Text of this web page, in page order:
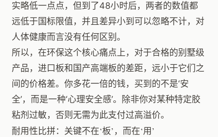
实略低一点点，但到了48小时后，两者的数值都
远低于国标限值，并且差异小到可以忽略不计，对
人体健康而言没有任何区别。
所以，在环保这个核心痛点上，对于合格的别墅级
产品，进口板和国产高端板的差距，远小于它们之
间的价格差。你多花一倍的钱，买到的不是‘安
全’，而是一种‘心理安全感’。除非你对某种特定胶
粘剂过敏，否则无需为此支付过高溢价。
耐用性比拼：关键不在‘板’，而在‘用’